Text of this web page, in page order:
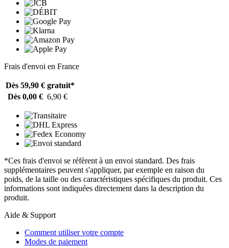
Frais d'envoi en France
Dès 59,90 € gratuit*
Dès 0,00 € 6,90 €
*Ces frais d'envoi se réfèrent à un envoi standard. Des frais
supplémentaires peuvent s'appliquer, par exemple en raison du
poids, de la taille ou des caractéristiques spécifiques du produit. Ces
informations sont indiquées directement dans la description du
produit.
Aide & Support
Comment utiliser votre compte
Modes de paiement